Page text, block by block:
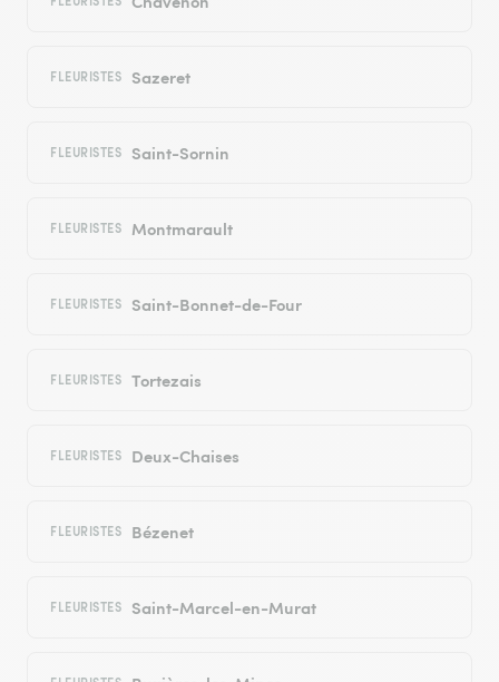
FLEURISTES Sazeret
FLEURISTES Saint-Sornin
FLEURISTES Montmarault
FLEURISTES Saint-Bonnet-de-Four
FLEURISTES Tortezais
FLEURISTES Deux-Chaises
FLEURISTES Bézenet
FLEURISTES Saint-Marcel-en-Murat